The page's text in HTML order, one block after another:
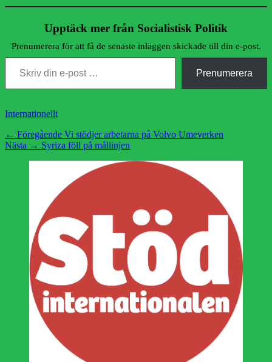
Upptäck mer från Socialistisk Politik
Prenumerera för att få de senaste inläggen skickade till din e-post.
Skriv din e-post …
Prenumerera
Kategorier
Internationellt
Inläggsnavigering
← Föregående Föregående
inlägg:
Vi stödjer arbetarna på Volvo Umeverken
Nästa → Nästa
Syriza föll på mållinjen